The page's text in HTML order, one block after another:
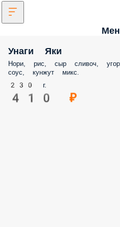
Унаги Яки
Нори, рис, сыр сливоч,
соус, кунжут микс.
230 г.
410 ₽